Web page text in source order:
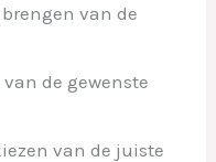
van de
de gewenste
van de juiste